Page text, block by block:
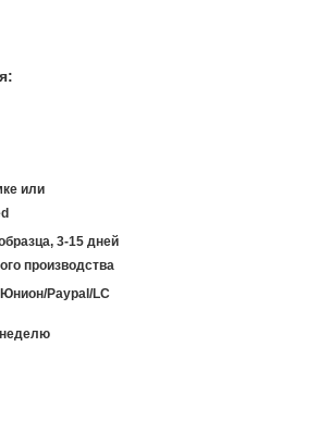
или
3-15 дней
производства
Paypal/LC